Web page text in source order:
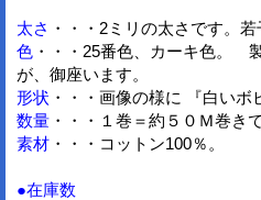
太さ ・・・2ミリの太さです。
色 ・・・25番色、カーキ色。
が、御座います。
形状 ・・・画像の様に 『白いボ
数量 ・・・１巻＝約５０Ｍ
素材 ・・・コットン100％。
●在庫数